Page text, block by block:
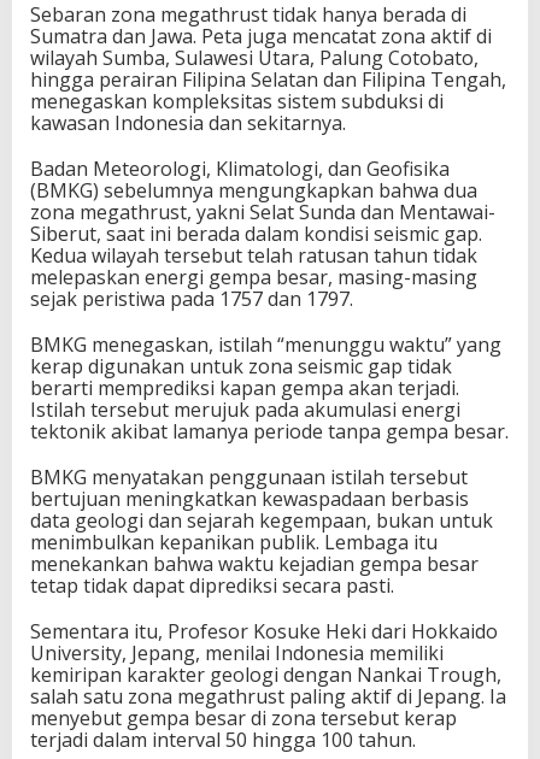
Sebaran zona megathrust tidak hanya berada di
Sumatra dan Jawa. Peta juga mencatat zona aktif di
wilayah Sumba, Sulawesi Utara, Palung Cotobato,
hingga perairan Filipina Selatan dan Filipina Tengah,
menegaskan kompleksitas sistem subduksi di
kawasan Indonesia dan sekitarnya.
Badan Meteorologi, Klimatologi, dan Geofisika
(BMKG) sebelumnya mengungkapkan bahwa dua
zona megathrust, yakni Selat Sunda dan Mentawai-
Siberut, saat ini berada dalam kondisi seismic gap.
Kedua wilayah tersebut telah ratusan tahun tidak
melepaskan energi gempa besar, masing-masing
sejak peristiwa pada 1757 dan 1797.
BMKG menegaskan, istilah “menunggu waktu” yang
kerap digunakan untuk zona seismic gap tidak
berarti memprediksi kapan gempa akan terjadi.
Istilah tersebut merujuk pada akumulasi energi
tektonik akibat lamanya periode tanpa gempa besar.
BMKG menyatakan penggunaan istilah tersebut
bertujuan meningkatkan kewaspadaan berbasis
data geologi dan sejarah kegempaan, bukan untuk
menimbulkan kepanikan publik. Lembaga itu
menekankan bahwa waktu kejadian gempa besar
tetap tidak dapat diprediksi secara pasti.
Sementara itu, Profesor Kosuke Heki dari Hokkaido
University, Jepang, menilai Indonesia memiliki
kemiripan karakter geologi dengan Nankai Trough,
salah satu zona megathrust paling aktif di Jepang. Ia
menyebut gempa besar di zona tersebut kerap
terjadi dalam interval 50 hingga 100 tahun.